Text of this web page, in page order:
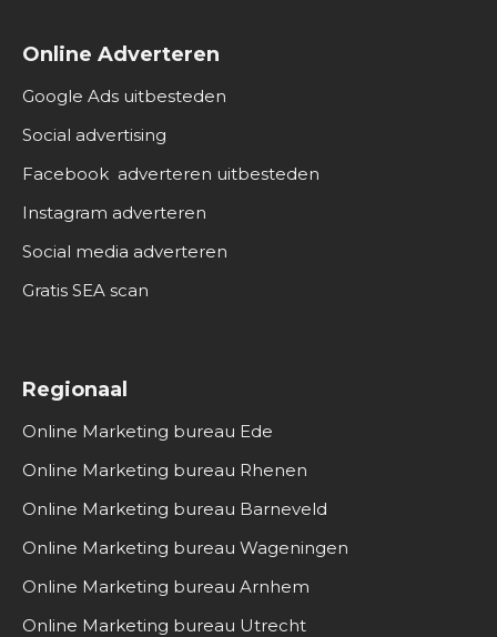
Online Adverteren
Google Ads uitbesteden
Social advertising
Facebook adverteren uitbesteden
Instagram adverteren
Social media adverteren
Gratis SEA scan
Regionaal
Online Marketing bureau Ede
Online Marketing bureau Rhenen
Online Marketing bureau Barneveld
Online Marketing bureau Wageningen
Online Marketing bureau Arnhem
Online Marketing bureau Utrecht